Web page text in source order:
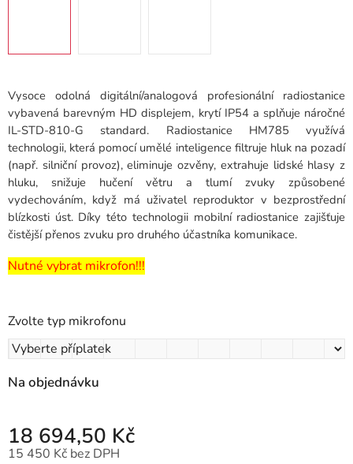
Vysoce odolná digitální/analogová profesionální radiostanice
vybavená barevným HD displejem, krytí IP54 a splňuje náročné
IL-STD-810-G standard. Radiostanice HM785 využívá
technologii, která pomocí umělé inteligence filtruje hluk na pozadí
(např. silniční provoz), eliminuje ozvěny, extrahuje lidské hlasy z
hluku, snižuje hučení větru a tlumí zvuky způsobené
vydechováním, když má uživatel reproduktor v bezprostřední
blízkosti úst. Díky této technologii mobilní radiostanice zajišťuje
čistější přenos zvuku pro druhého účastníka komunikace.
Nutné vybrat mikrofon!!!
Zvolte typ mikrofonu
Na objednávku
18 694,50 Kč
15 450 Kč bez DPH